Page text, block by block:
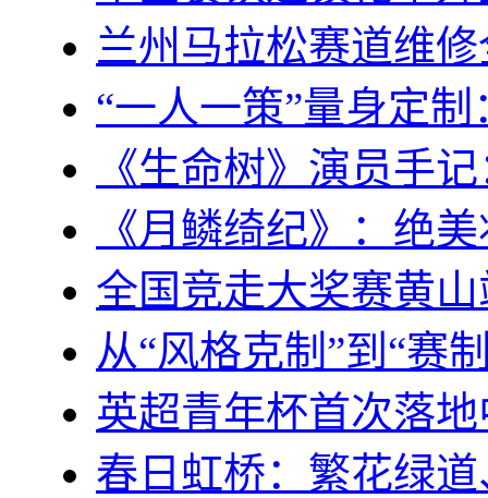
兰州马拉松赛道维
“一人一策”量身定
《生命树》演员手
《月鳞绮纪》：绝
全国竞走大奖赛黄
从“风格克制”到“赛
英超青年杯首次落
春日虹桥：繁花绿